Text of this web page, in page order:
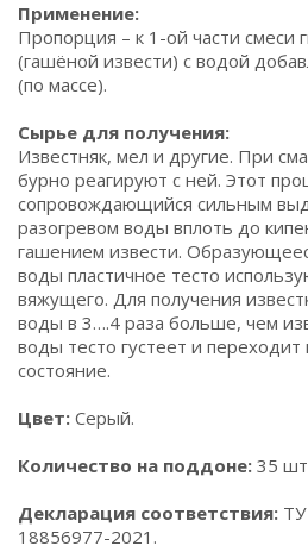
Применение:
Пропорция – к 1-ой части смеси
(гашёной извести) с водой
(по массе).
Сырье для получения:
Известняк, мел и другие. При
бурно реагируют с ней. Этот
сопровождающийся сильным
разогревом воды вплоть до
гашением извести.
воды пластичное тесто
вяжущего. Для получения
воды в 3….4 раза больше, чем
воды тесто густеет и
состояние.
Цвет: Серый.
Количество на поддоне: 35
Декларация соответствия:
18856977-2021.